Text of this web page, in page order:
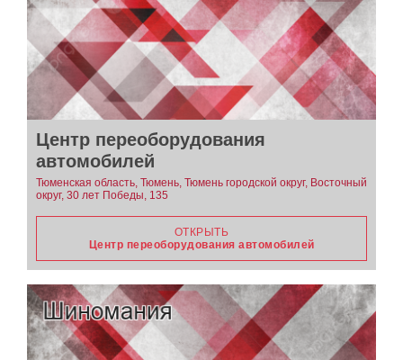
Центр переоборудования
автомобилей
Тюменская область, Тюмень, Тюмень городской округ, Восточный
округ, 30 лет Победы, 135
ОТКРЫТЬ
Центр переоборудования автомобилей